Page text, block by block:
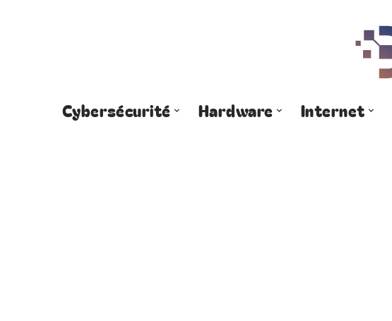
Cybersécurité Hardware Internet